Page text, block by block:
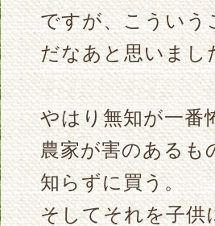
ですが、こういう
だなあと思いまし
やはり無知が一番
農家が害のあるも
知らずに買う。
そしてそれを子供